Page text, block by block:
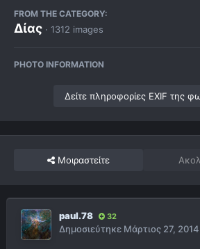
FROM THE CATEGORY:
Δίας · 1312 images
PHOTO INFORMATION
Δείτε πληροφορίες EXIF της
Μοιραστείτε
paul.78 32
Δημοσιεύτηκε Μάρτιος 27, 2014